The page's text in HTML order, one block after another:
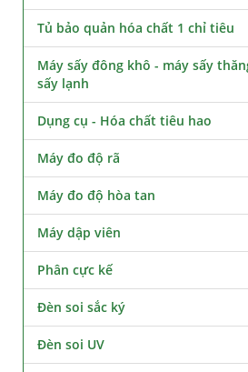
Tủ bảo quản hóa chất 1 chỉ tiêu
Máy sấy đông khô - máy sấy
sấy lạnh
Dụng cụ - Hóa chất tiêu hao
Máy đo độ rã
Máy đo độ hòa tan
Máy dập viên
Phân cực kế
Đèn soi sắc ký
Đèn soi UV